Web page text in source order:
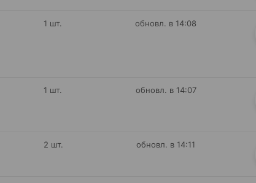
1 шт. обновл. в 14:08
1 шт. обновл. в 14:07
2 шт. обновл. в 14:11